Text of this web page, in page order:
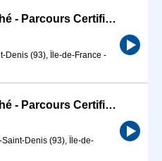
Directeur de Supermarché - Parcours Certifiant (H/F)
Denis (93), Île-de-France -
Directeur de Supermarché - Parcours Certifiant (H/F)
Denis (93), Île-de-